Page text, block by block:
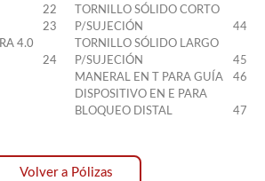
22
23
4.0
24
TORNILLO SÓLIDO CORTO
P/SUJECIÓN
44
TORNILLO SÓLIDO LARGO
P/SUJECIÓN
45
MANERAL EN T PARA GUÍA
46
DISPOSITIVO EN E PARA
BLOQUEO DISTAL
47
Volver a Pólizas